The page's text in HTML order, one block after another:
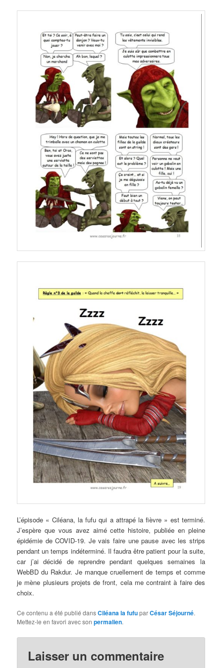
L’épisode « Ciléana, la fufu qui a attrapé la fièvre » est terminé.
J’espère que vous avez aimé cette histoire, publiée en pleine
épidémie de COVID-19. Je vais faire une pause avec les strips
pendant un temps indéterminé. Il faudra être patient pour la suite,
car j’ai décidé de reprendre pendant quelques semaines la
WebBD du Rakdur. Je manque cruellement de temps et comme
je mène plusieurs projets de front, cela me contraint à faire des
choix.
Ce contenu a été publié dansCiléana la fufuparCésar Séjourné.
Mettez-le en favori avec sonpermalien.
Laisser un commentaire